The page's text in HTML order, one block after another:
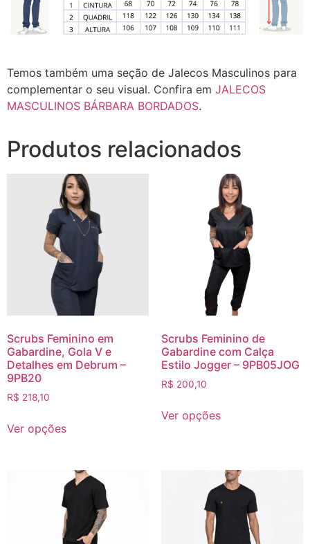
Temos também uma seção de Jalecos Masculinos para
complementar o seu visual. Confira em JALECOS
MASCULINOS BÁRBARA BORDADOS.
Produtos relacionados
Scrubs Feminino em
Gabardine, Gola V e
Detalhes em Debrum –
9PB20
R$ 218,10
Ver opções
Scrubs Feminino de
Gabardine com Calça
Estilo Jogger – 9PB05JOG
R$ 200,10
Ver opções